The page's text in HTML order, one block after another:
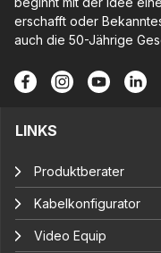
erschafft oder
auch die 50-Jährige
LINKS
Produktberater
Kabelkonfigurator
Video Equip